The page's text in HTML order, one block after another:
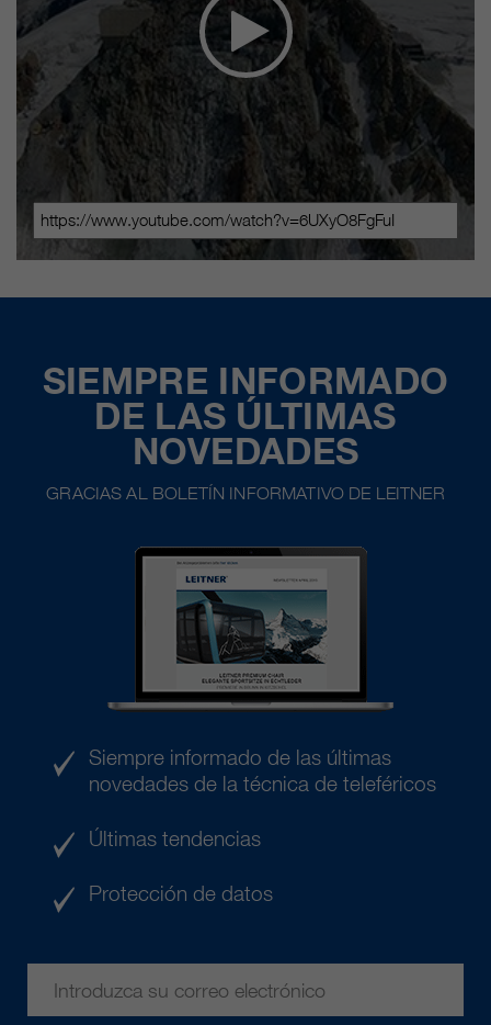
SIEMPRE INFORMADO
DE LAS ÚLTIMAS
NOVEDADES
GRACIAS AL BOLETÍN INFORMATIVO DE LEITNER
Siempre informado de las últimas
novedades de la técnica de teleféricos
Últimas tendencias
Protección de datos